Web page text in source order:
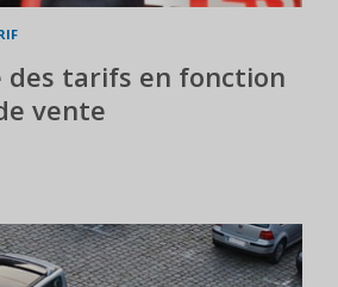
des tarifs en fonction
vente